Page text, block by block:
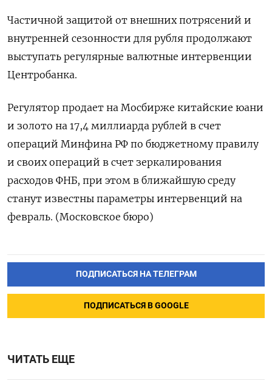
Частичной защитой от внешних потрясений и
внутренней сезонности для рубля продолжают
выступать регулярные валютные интервенции
Центробанка.
Регулятор продает на Мосбирже китайские юани
и золото на 17,4 ⁠миллиарда рублей в счет
операций Минфина РФ по бюджетному правилу
и своих операций в счет зеркалирования
расходов ФНБ, при этом в ближайшую среду
станут известны параметры интервенций на
февраль. (Московское бюро)
ПОДПИСАТЬСЯ НА ТЕЛЕГРАМ
ПОДПИСАТЬСЯ В GOOGLE
ЧИТАТЬ ЕЩЕ